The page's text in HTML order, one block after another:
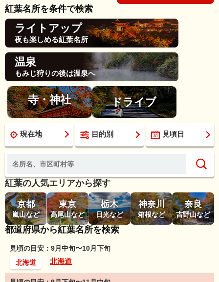
紅葉名所を条件で検索
ライトアップ
夜も楽しめる紅葉名所
温泉
もみじ狩りの後は温泉へ
寺・神社 ドライブ
現在地 目的別 見頃日
紅葉の人気エリアから探す
京都
嵐山など
東京
高尾山など
栃木
日光など
神奈川
箱根など
奈良
吉野山など
都道府県から紅葉名所を検索
見頃の目安：9月中旬〜10月下旬
北海道
北海道